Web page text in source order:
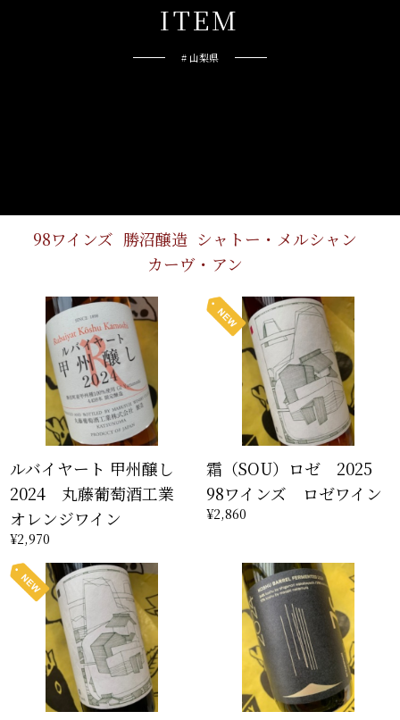
ITEM
# 山梨県
98ワインズ 勝沼醸造 シャトー・メルシャン
カーヴ・アン
ルバイヤート 甲州醸し
2024 丸藤葡萄酒工業
オレンジワイン
¥2,970
霜（SOU）ロゼ 2025
98ワインズ ロゼワイン
¥2,860